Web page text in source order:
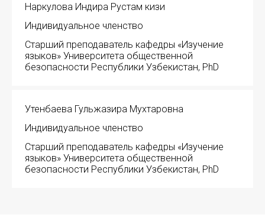
Международный форум TERRA RUSISTICA в
Конференция по переводу в Малаге
Международный образовательно-
Форум в Гаване «Русская литература в
Наркулова Индира Рустам кизи
Индивидуальное членство
Старший преподаватель кафедры «Изучение
языков» Университета общественной
безопасности Республики Узбекистан, PhD
Утенбаева Гульжазира Мухтаровна
Индивидуальное членство
Старший преподаватель кафедры «Изучение
языков» Университета общественной
безопасности Республики Узбекистан, PhD